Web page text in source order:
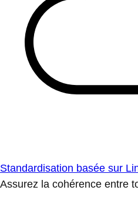
Standardisation basée sur
Assurez la cohérence entre